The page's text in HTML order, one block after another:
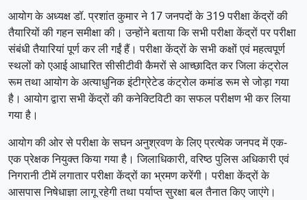
आयोग के अध्यक्ष डॉ. प्रशांत कुमार ने 17 जनपदों के 319 परीक्षा केंद्रों की
तैयारियों की गहन समीक्षा की। उन्होंने बताया कि सभी परीक्षा केंद्रों पर परीक्षा
संबंधी तैयारियां पूर्ण कर ली गईं हैं। परीक्षा केंद्रों के सभी कक्षों एवं महत्वपूर्ण
स्थलों को एआई आधारित सीसीटीवी कैमरों से आच्छादित कर जिला कंट्रोल
रूम तथा आयोग के अत्याधुनिक इंटीग्रेटेड कंट्रोल कमांड रूम से जोड़ा गया
है। आयोग द्वारा सभी केंद्रों की कनेक्टिविटी का सफल परीक्षण भी कर लिया
गया है।
आयोग की ओर से परीक्षा के सघन अनुश्रवण के लिए प्रत्येक जनपद में एक-
एक प्रेक्षक नियुक्त किया गया है। जिलाधिकारी, वरिष्ठ पुलिस अधिकारी एवं
निगरानी टीमें लगातार परीक्षा केंद्रों का भ्रमण करेंगी। परीक्षा केंद्रों के
आसपास निषेधाज्ञा लागू रहेगी तथा पर्याप्त सुरक्षा बल तैनात किए जाएंगे।